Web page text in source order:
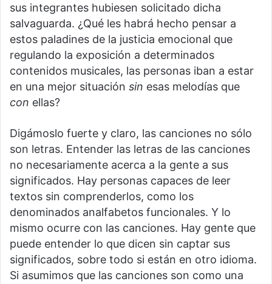
sus integrantes hubiesen solicitado dicha
salvaguarda. ¿Qué les habrá hecho pensar a
estos paladines de la justicia emocional que
regulando la exposición a determinados
contenidos musicales, las personas iban a estar
en una mejor situación sin esas melodías que
con ellas?
Digámoslo fuerte y claro, las canciones no sólo
son letras. Entender las letras de las canciones
no necesariamente acerca a la gente a sus
significados. Hay personas capaces de leer
textos sin comprenderlos, como los
denominados analfabetos funcionales. Y lo
mismo ocurre con las canciones. Hay gente que
puede entender lo que dicen sin captar sus
significados, sobre todo si están en otro idioma.
Si asumimos que las canciones son como una